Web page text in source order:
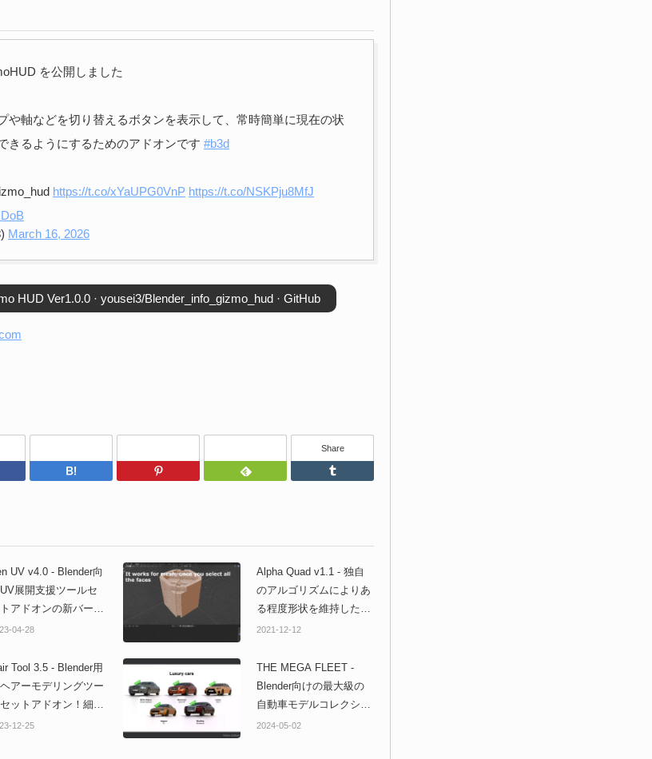
を公開しました
や軸などを切り替えるボタンを表示して、常時簡単に現在の状
きるようにするためのアドオンです #b3d
https://t.co/xYaUPG0VnP https://t.co/NSKPju8MfJ
March 16, 2026
HUD Ver1.0.0 · yousei3/Blender_info_gizmo_hud · GitHub
Facebook はてなブックマークPinterest Feedly
Share
UV v4.0 - Blender向
展開支援ツールセ
アドオンの新バージ
！新コンパクトUIや
などの新機能を多
載！
04-28
Alpha Quad v1.1 - 独自
のアルゴリズムによりあ
る程度形状を維持した四
角ポリゴン構成にリメッ
アドオン！
2021-12-12
Tool 3.5 - Blender用
アーモデリングツー
ットアドオン！細か
正や機能改善を適用
12-25
THE MEGA FLEET -
Blender向けの最大級の
自動車モデルコレクショ
ンアドオンが登場！100
2024-05-02